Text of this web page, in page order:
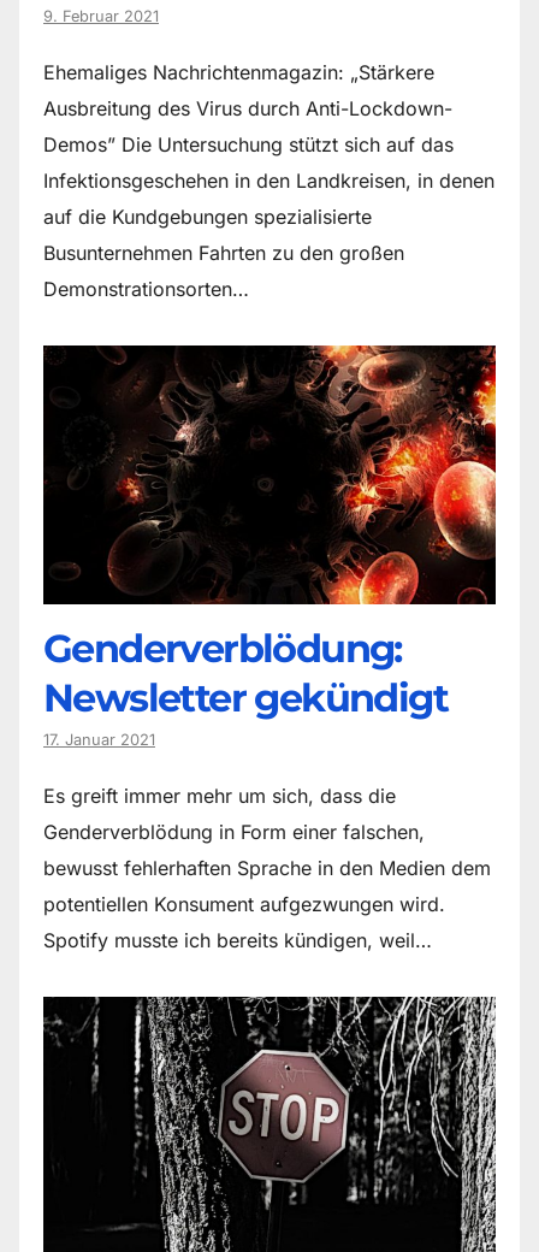
9. Februar 2021
Ehemaliges Nachrichtenmagazin: „Stärkere
Ausbreitung des Virus durch Anti-Lockdown-
Demos” Die Untersuchung stützt sich auf das
Infektionsgeschehen in den Landkreisen, in denen
auf die Kundgebungen spezialisierte
Busunternehmen Fahrten zu den großen
Demonstrationsorten…
Genderverblödung:
Newsletter gekündigt
17. Januar 2021
Es greift immer mehr um sich, dass die
Genderverblödung in Form einer falschen,
bewusst fehlerhaften Sprache in den Medien dem
potentiellen Konsument aufgezwungen wird.
Spotify musste ich bereits kündigen, weil…